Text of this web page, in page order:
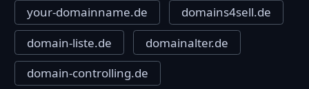
your-domainname.de
domains4sell.de
domain-liste.de
domainalter.de
domain-controlling.de